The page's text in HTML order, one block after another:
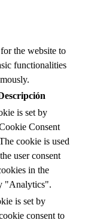
the website to
functionalities
is set by
Consent
cookie is used
user consent
in the
"Analytics".
is set by
consent to